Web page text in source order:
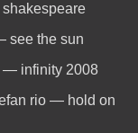
see the sun
— infinity 2008
rio — hold on